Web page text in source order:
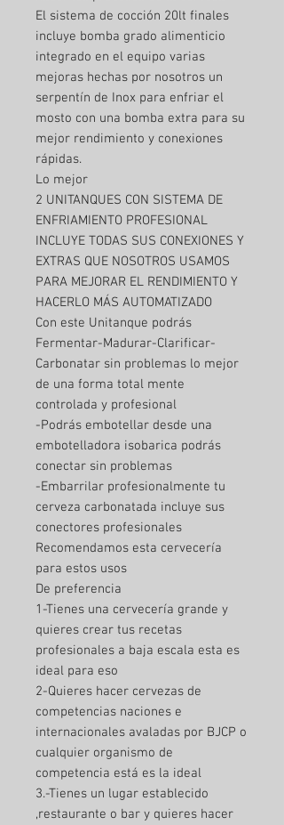
El sistema de cocción 20lt finales
incluye bomba grado alimenticio
integrado en el equipo varias
mejoras hechas por nosotros un
serpentín de Inox para enfriar el
mosto con una bomba extra para su
mejor rendimiento y conexiones
rápidas.
Lo mejor
2 UNITANQUES CON SISTEMA DE
ENFRIAMIENTO PROFESIONAL
INCLUYE TODAS SUS CONEXIONES Y
EXTRAS QUE NOSOTROS USAMOS
PARA MEJORAR EL RENDIMIENTO Y
HACERLO MÁS AUTOMATIZADO
Con este Unitanque podrás
Fermentar-Madurar-Clarificar-
Carbonatar sin problemas lo mejor
de una forma total mente
controlada y profesional
-Podrás embotellar desde una
embotelladora isobarica podrás
conectar sin problemas
-Embarrilar profesionalmente tu
cerveza carbonatada incluye sus
conectores profesionales
Recomendamos esta cervecería
para estos usos
De preferencia
1-Tienes una cervecería grande y
quieres crear tus recetas
profesionales a baja escala esta es
ideal para eso
2-Quieres hacer cervezas de
competencias naciones e
internacionales avaladas por BJCP o
cualquier organismo de
competencia está es la ideal
3.-Tienes un lugar establecido
,restaurante o bar y quieres hacer